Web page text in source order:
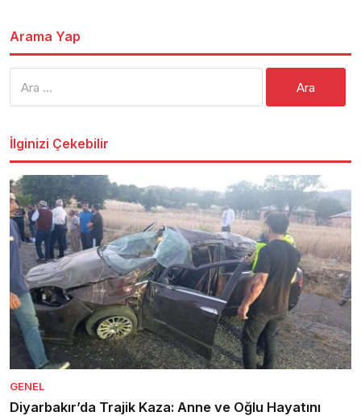
Arama Yap
İlginizi Çekebilir
GENEL
Diyarbakır’da Trajik Kaza: Anne ve Oğlu Hayatını